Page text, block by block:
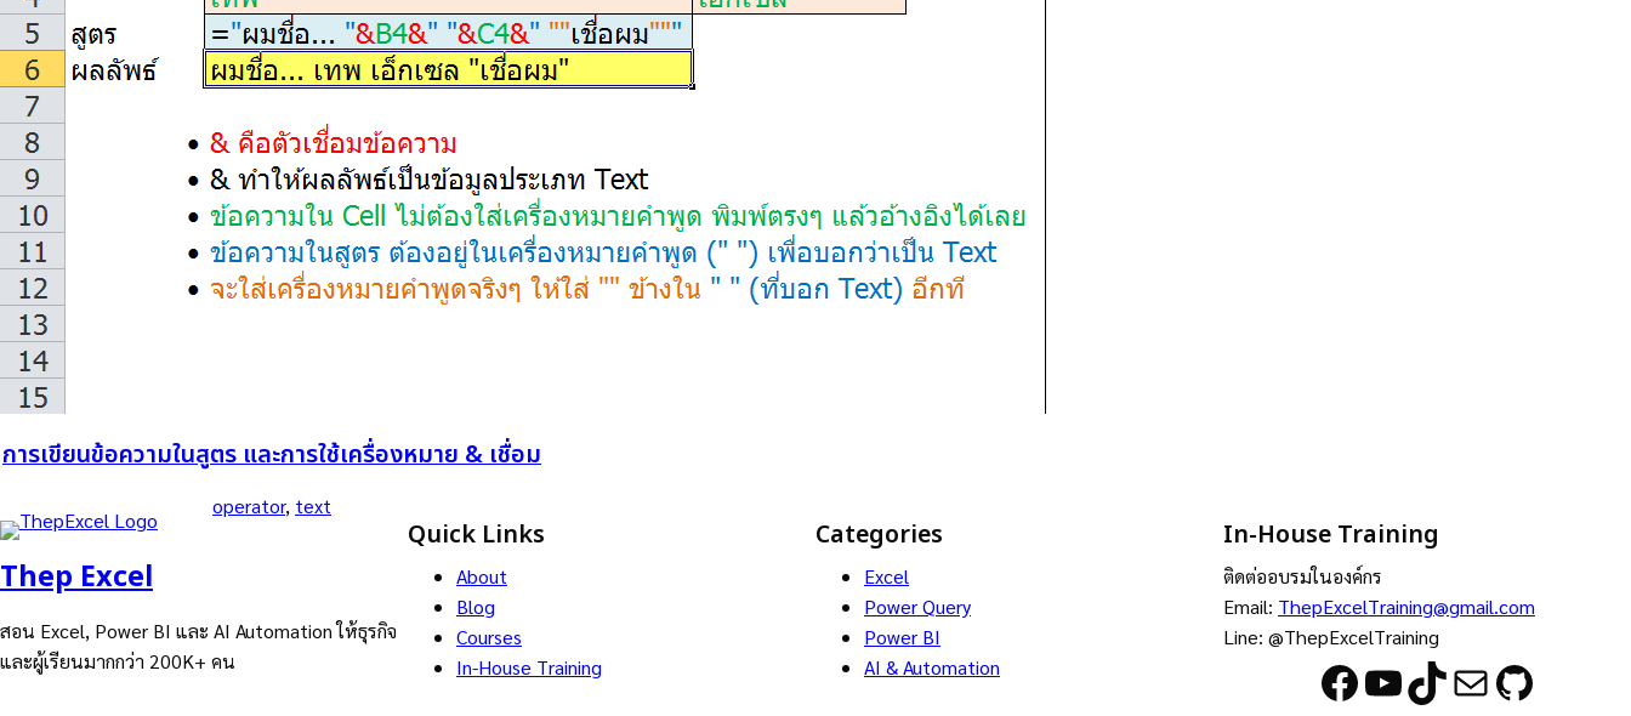
การเขียนข้อความในสูตร และการใช้เครื่องหมาย & เชื่อม
operator, text
Thep Excel
สอน Excel, Power BI และ AI Automation ให้ธุรกิจ
และผู้เรียนมากกว่า 200K+ คน
Quick Links
About
Blog
Courses
In-House Training
Categories
Excel
Power Query
Power BI
AI & Automation
In-House Training
ติดต่ออบรมในองค์กร
Email: ThepExcelTraining@gmail.com
Line: @ThepExcelTraining
Facebook YouTube TikTok Mail GitHub